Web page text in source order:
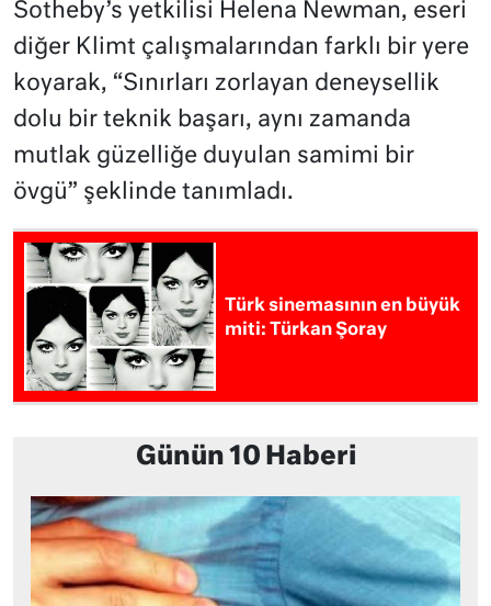
Sotheby’s yetkilisi Helena Newman, eseri
diğer Klimt çalışmalarından farklı bir yere
koyarak, “Sınırları zorlayan deneysellik
dolu bir teknik başarı, aynı zamanda
mutlak güzelliğe duyulan samimi bir
övgü” şeklinde tanımladı.
Türk sinemasının en büyük
miti: Türkan Şoray
Günün 10 Haberi